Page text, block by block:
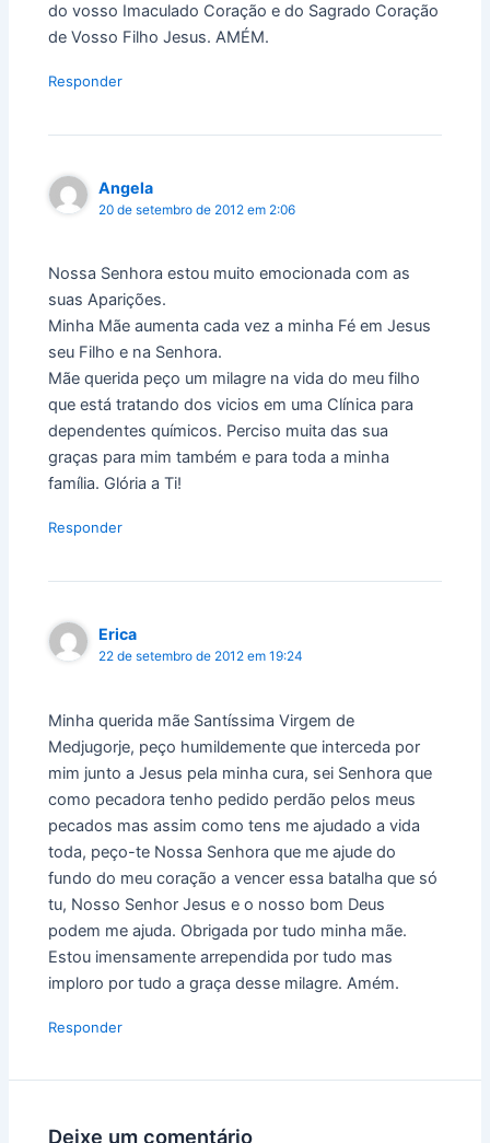
do vosso Imaculado Coração e do Sagrado Coração
de Vosso Filho Jesus. AMÉM.
Responder
Angela
20 de setembro de 2012 em 2:06
Nossa Senhora estou muito emocionada com as
suas Aparições.
Minha Mãe aumenta cada vez a minha Fé em Jesus
seu Filho e na Senhora.
Mãe querida peço um milagre na vida do meu filho
que está tratando dos vicios em uma Clínica para
dependentes químicos. Perciso muita das sua
graças para mim também e para toda a minha
família. Glória a Ti!
Responder
Erica
22 de setembro de 2012 em 19:24
Minha querida mãe Santíssima Virgem de
Medjugorje, peço humildemente que interceda por
mim junto a Jesus pela minha cura, sei Senhora que
como pecadora tenho pedido perdão pelos meus
pecados mas assim como tens me ajudado a vida
toda, peço-te Nossa Senhora que me ajude do
fundo do meu coração a vencer essa batalha que só
tu, Nosso Senhor Jesus e o nosso bom Deus
podem me ajuda. Obrigada por tudo minha mãe.
Estou imensamente arrependida por tudo mas
imploro por tudo a graça desse milagre. Amém.
Responder
Deixe um comentário